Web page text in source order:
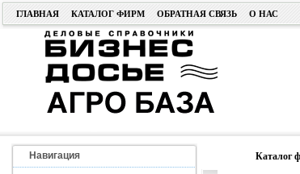
ГЛАВНАЯ КАТАЛОГ ФИРМ ОБРАТНАЯ СВЯЗЬ О НАС
Навигация Каталог